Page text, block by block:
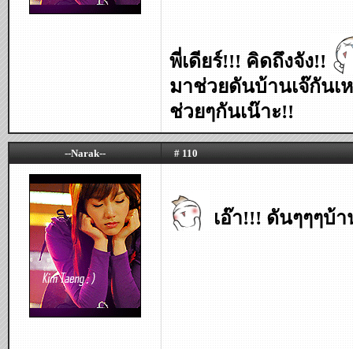
พี่เดียร์!!! คิดถึงจัง!!
มาช่วยดันบ้านเจ๊กันเ
ช่วยๆกันเน๊าะ!!
--Narak-- # 110
เอ๊า!!! ดันๆๆๆบ้า